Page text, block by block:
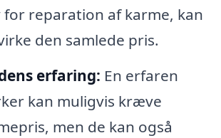
for reparation af karme, kan
den samlede pris.
erfaring: En erfaren
kan muligvis kræve
men de kan også